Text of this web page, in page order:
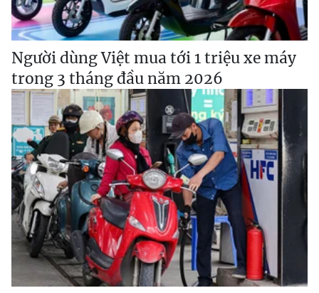
Người dùng Việt mua tới 1 triệu xe máy
trong 3 tháng đầu năm 2026